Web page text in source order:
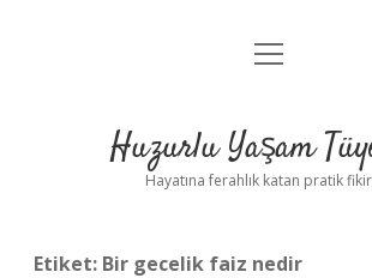
Anasayfa
Yasal Uyarı
menüyü
Huzurlu Yaşam
Hayatına ferahlık katan pratik
Etiket: Bir gecelik faiz nedir